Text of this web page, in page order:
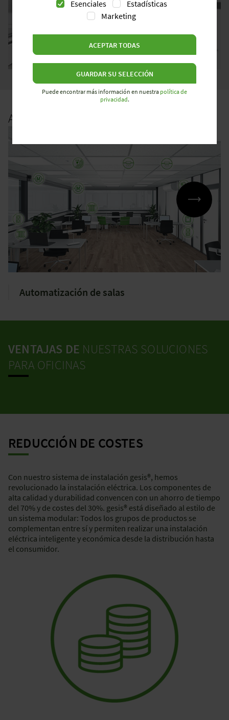
APLICACIONES
Automatización de salas
VENTAJAS DE NUESTRAS SOLUCIONES
PARA OFICINAS
REDUCCIÓN DE COSTES
Con nuestro sistema de instalación gesis®, hemos
revolucionado la instalación eléctrica. Los componentes de
alta calidad y durabilidad convencen con un ahorro de tiempo
del 70% y de costes del 30%. gesis® está diseñado al estilo de
un sistema modular: Todos los grupos de productos se
complementan entre sí y permiten realizar una instalación
eléctrica inteligente y económica desde la distribución hasta
el consumidor.
Esenciales
Estadísticas
Marketing
ACEPTAR TODAS
GUARDAR SU SELECCIÓN
Puede encontrar más información en nuestra política de
privacidad.